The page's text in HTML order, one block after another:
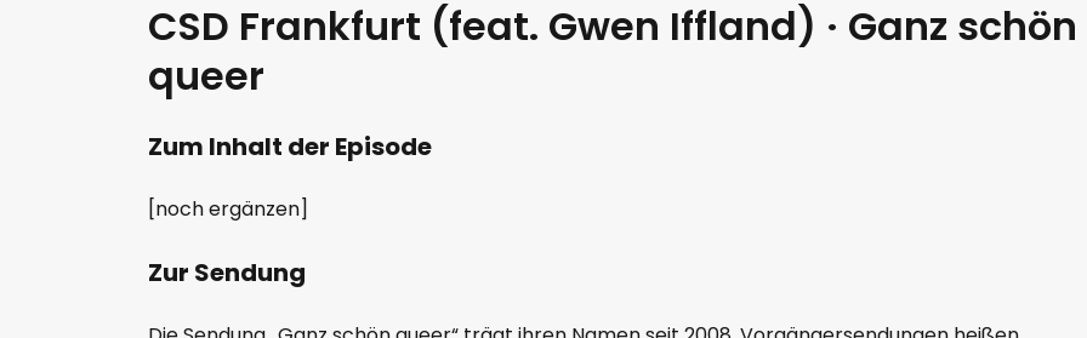
RSS FEED
LINK
EMBED
CSD Frankfurt (feat. Gwen Iffland) · Ganz schön
queer
Zum Inhalt der Episode
[noch ergänzen]
Zur Sendung